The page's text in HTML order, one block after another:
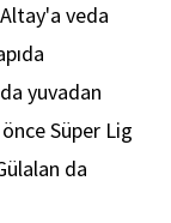
veda
yuvadan
Süper Lig
da